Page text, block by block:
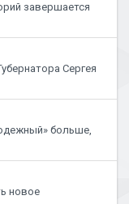
завершается
Сергея
больше,
новое